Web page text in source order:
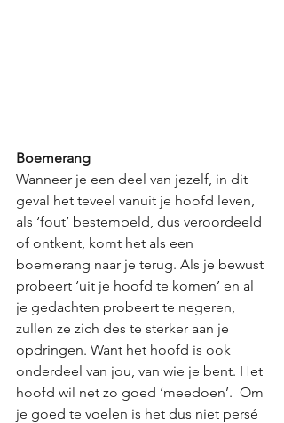
Boemerang
Wanneer je een deel van jezelf, in dit
geval het teveel vanuit je hoofd leven,
als ‘fout’ bestempeld, dus veroordeeld
of ontkent, komt het als een
boemerang naar je terug. Als je bewust
probeert ‘uit je hoofd te komen’ en al
je gedachten probeert te negeren,
zullen ze zich des te sterker aan je
opdringen. Want het hoofd is ook
onderdeel van jou, van wie je bent. Het
hoofd wil net zo goed ‘meedoen’.  Om
je goed te voelen is het dus niet persé